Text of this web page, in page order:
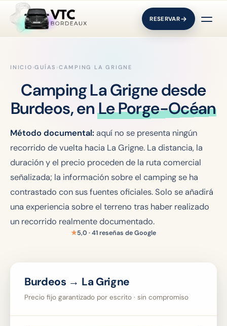
RESERVAR
INICIO ›GUÍAS ›CAMPING LA GRIGNE
Camping La Grigne desde
Burdeos, enLe Porge-Océan
Método documental: aquí no se presenta ningún
recorrido de vuelta hacia La Grigne. La distancia, la
duración y el precio proceden de la ruta comercial
señalizada; la información sobre el camping se ha
contrastado con sus fuentes oficiales. Solo se añadirá
una experiencia sobre el terreno tras haber realizado
un recorrido realmente documentado.
★5,0 · 41 reseñas de Google
Burdeos → La Grigne
Precio fijo garantizado por escrito · sin compromiso